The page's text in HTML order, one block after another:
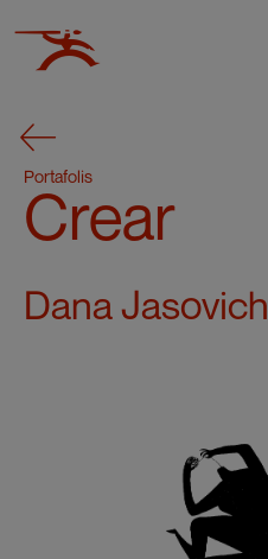
Portafolis
Crear
Dana Jasovich